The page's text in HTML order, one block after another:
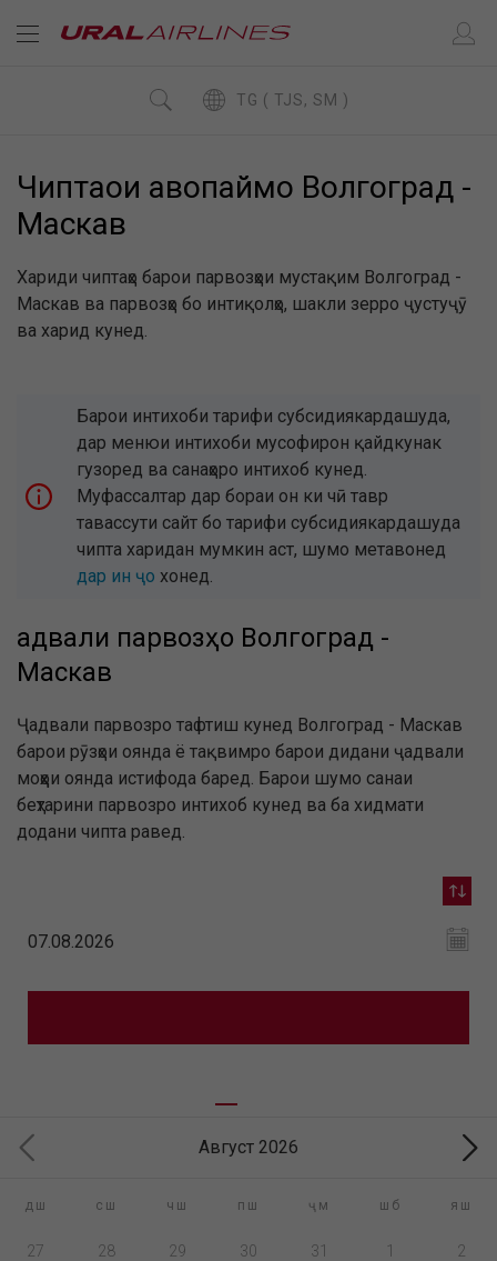
TG ( TJS, SM )
Чиптаҳои ҳавопаймо Волгоград -
Маскав
Хариди чиптаҳо барои парвозҳои мустақим Волгоград -
Маскав ва парвозҳо бо интиқолҳо, шакли зерро ҷустуҷӯ
ва харид кунед.
Барои интихоби тарифи субсидиякардашуда,
дар менюи интихоби мусофирон қайдкунак
гузоред ва санаҳоро интихоб кунед.
Муфассалтар дар бораи он ки чӣ тавр
тавассути сайт бо тарифи субсидиякардашуда
чипта харидан мумкин аст, шумо метавонед
дар ин ҷо хонед.
Ҷадвали парвозҳо Волгоград -
Маскав
Ҷадвали парвозро тафтиш кунед Волгоград - Маскав
барои рӯзҳои оянда ё тақвимро барои дидани ҷадвали
моҳҳои оянда истифода баред. Барои шумо санаи
беҳтарини парвозро интихоб кунед ва ба хидмати
додани чипта равед.
Август 2026
дш сш чш пш ҷм шб яш
27 28 29 30 31 1 2